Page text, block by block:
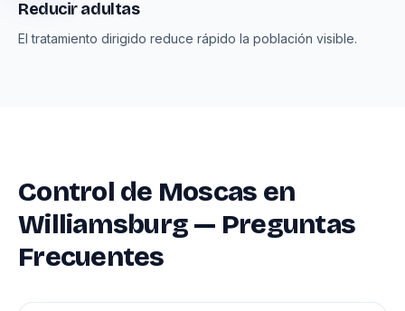
Reducir adultas
El tratamiento dirigido reduce rápido la población visible.
Control de Moscas en
Williamsburg — Preguntas
Frecuentes